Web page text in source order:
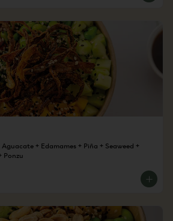
+ Edamames + Piña + Seaweed +
Ponzu